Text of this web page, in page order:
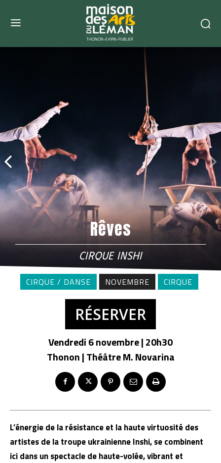
Rêves
CIRQUE INSHI
CIRQUE / DANSE NOVEMBRE CIRQUE
RÉSERVER
Vendredi 6 novembre | 20h30
Thonon | Théâtre M. Novarina
L’énergie de la résistance et la haute virtuosité des
artistes de la troupe ukrainienne Inshi, se combinent
ici dans un spectacle de haute-volée, vibrant et